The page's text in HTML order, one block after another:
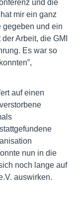
und die
mir ein ganz
gegeben und ein
Arbeit, die GMI
Es war so
auf einen
nun in die
noch lange auf
auswirken.